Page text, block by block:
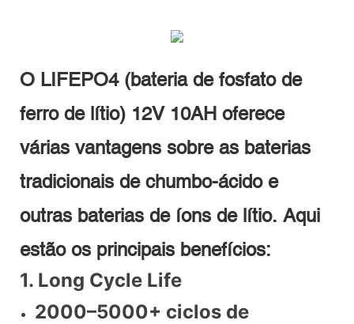
O LIFEPO4 (bateria de fosfato de
ferro de lítio) 12V 10AH oferece
várias vantagens sobre as baterias
tradicionais de chumbo-ácido e
outras baterias de íons de lítio. Aqui
estão os principais benefícios:
1. Long Cycle Life
2000–5000+ ciclos de